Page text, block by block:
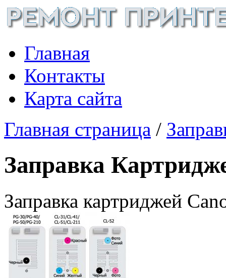
Главная
Контакты
Карта сайта
Главная страница /
Заправка
Заправка картриджей